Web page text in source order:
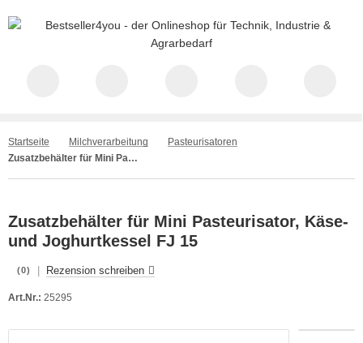
Startseite Milchverarbeitung
Pasteurisatoren
Zusatzbehälter für Mini Pasteurisator, Käse- und Joghurtkessel FJ 15
Zusatzbehälter für Mini Pasteurisator, Käse-
und Joghurtkessel FJ 15
(0) Rezension schreiben
Art.Nr.: 25295